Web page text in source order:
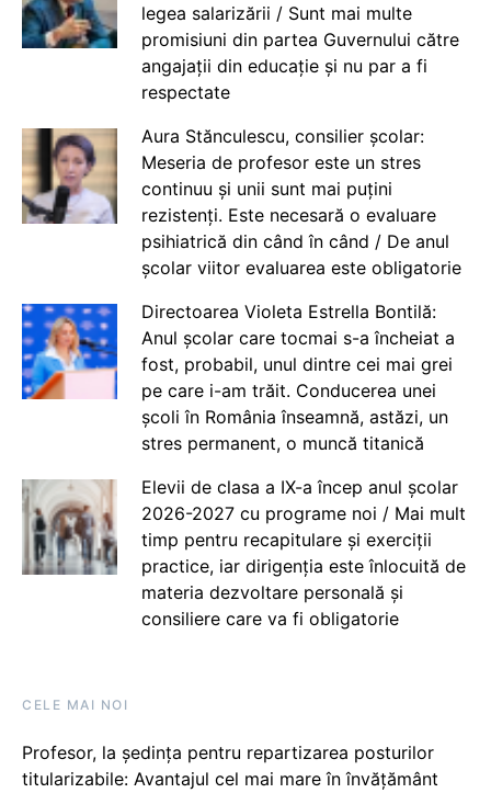
legea salarizării / Sunt mai multe
promisiuni din partea Guvernului către
angajații din educație și nu par a fi
respectate
Aura Stănculescu, consilier școlar:
Meseria de profesor este un stres
continuu și unii sunt mai puțini
rezistenți. Este necesară o evaluare
psihiatrică din când în când / De anul
școlar viitor evaluarea este obligatorie
Directoarea Violeta Estrella Bontilă:
Anul școlar care tocmai s-a încheiat a
fost, probabil, unul dintre cei mai grei
pe care i-am trăit. Conducerea unei
școli în România înseamnă, astăzi, un
stres permanent, o muncă titanică
Elevii de clasa a IX-a încep anul școlar
2026-2027 cu programe noi / Mai mult
timp pentru recapitulare și exerciții
practice, iar dirigenția este înlocuită de
materia dezvoltare personală și
consiliere care va fi obligatorie
CELE MAI NOI
Profesor, la ședința pentru repartizarea posturilor
titularizabile: Avantajul cel mai mare în învățământ